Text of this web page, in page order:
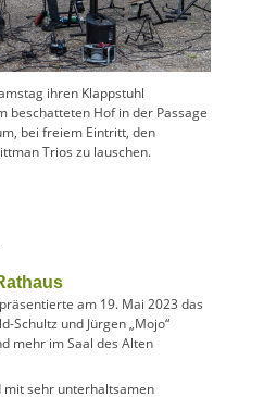
ihren Klappstuhl
beschatteten Hof in der Passage
bei freiem Eintritt, den
Trios zu lauschen.
am 19. Mai 2023 das
Schultz und Jürgen „Mojo“
mehr im Saal des Alten
mit sehr unterhaltsamen